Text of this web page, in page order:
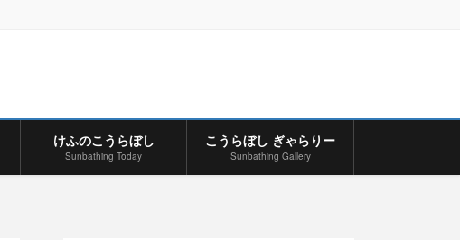
けふのこうらぼし
Sunbathing Today
こうらぼし ぎゃらりー
Sunbathing Gallery